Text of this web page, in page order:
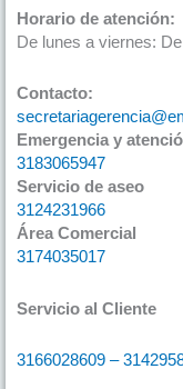
Horario de atención:
De lunes a viernes:
Contacto:
Emergencia y
3183065947
Servicio de aseo
3124231966
Área Comercial
3174035017
Servicio al Cliente
3166028609 –